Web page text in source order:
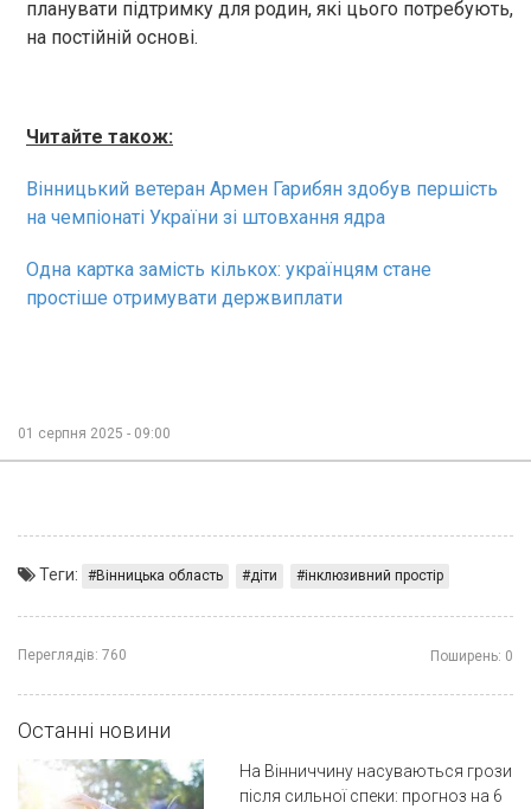
планувати підтримку для родин, які цього потребують,
на постійній основі.
Читайте також:
Вінницький ветеран Армен Гарибян здобув першість
на чемпіонаті України зі штовхання ядра
Одна картка замість кількох: українцям стане
простіше отримувати держвиплати
01 серпня 2025 - 09:00
Теги: Вінницька область діти інклюзивний простір
Переглядів: 760 Поширень: 0
Останні новини
На Вінниччину насуваються грози
після сильної спеки: прогноз на 6